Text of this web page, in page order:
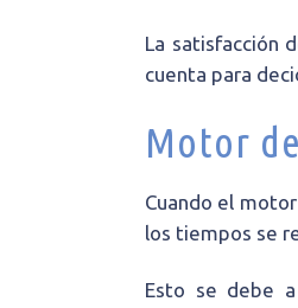
La satisfacción
cuenta para
Motor
Cuando el
los tiempos se
Esto se debe